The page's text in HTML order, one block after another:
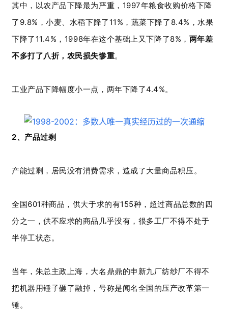
其中，以农产品下降最为严重，1997年粮食收购价格下降
了9.8%，小麦、水稻下降了11%，蔬菜下降了8.4%，水果
下降了11.4%，1998年在这个基础上又下降了8%， 两年差
不多打了八折，农民损失惨重。
工业产品下降幅度小一点，两年下降了4.4%。
2、产品过剩
产能过剩，居民没有消费需求，造成了大量商品积压。
全国601种商品，供大于求的有155种，超过商品总数的四
分之一，供不应求的商品几乎没有，很多工厂不得不处于
半停工状态。
当年，朱总主政上海，大名鼎鼎的申新九厂纺纱厂不得不
把机器用锤子砸了融掉，号称是闻名全国的压产改革第一
锤。